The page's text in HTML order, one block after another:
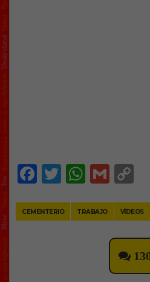
Facebook
Twitter
CEMENTERIO TRABAJO VÍDEOS